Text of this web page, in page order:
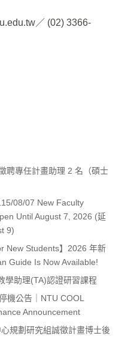
／ (02) 3366-
聘專任計畫助理 2 名（碩士
08/07 New Faculty
Until August 7, 2026 (延
9)
New Students】2026 年新
Guide Is Now Available!
學助理(TA)認證研習課程
機公告｜NTU COOL
Announcement
規劃研究組誠徵計畫博士後